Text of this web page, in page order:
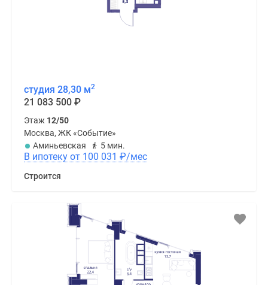
студия 28,30 м2
21 083 500 ₽
Этаж 12/50
Москва, ЖК «Событие»
Аминьевская
5 мин.
В ипотеку от 100 031 ₽/мес
Строится